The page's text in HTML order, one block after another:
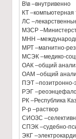
В\в –внутривенно
КТ
ЛС
МЗСР
МНН
МРТ –магнитно-
МСЭК –медико-
ОАК –общий
ОАМ –общий
ПЭТ –позитронно-
РЭГ
РК –Республика
Р-р –раствор
СИОЗС
СПЭК –судебно-
ЭКГ